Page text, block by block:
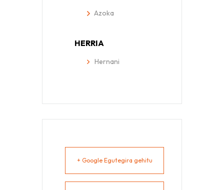
Azoka
HERRIA
Hernani
+ Google Egutegira gehitu